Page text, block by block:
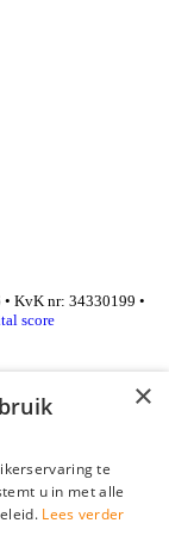
KvK nr: 34330199 •
score
×
te
u in met alle
Lees verder